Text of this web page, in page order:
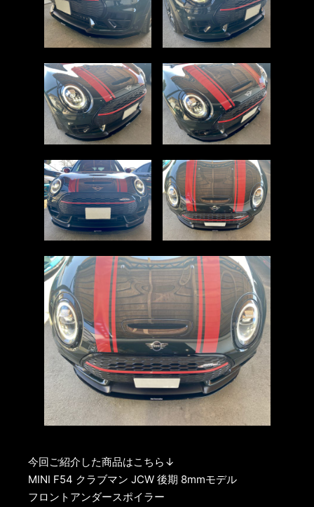
今回ご紹介した商品はこちら↓
MINI F54 クラブマン JCW 後期 8mmモデル
フロントアンダースポイラー